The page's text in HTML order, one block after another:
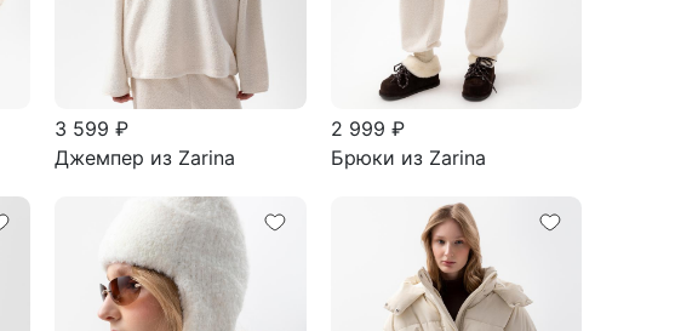
3 599 ₽
Джемпер из Zarina
2 999 ₽
Брюки из Zarina